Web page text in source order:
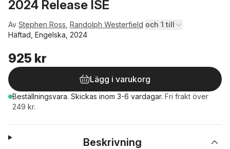
2024 Release ISE
Av Stephen Ross Randolph Westerfield och 1 till
Häftad, Engelska, 2024
925 kr
Lägg i varukorg
Beställningsvara. Skickas inom 3-6 vardagar. Fri frakt över
249 kr.
Beskrivning